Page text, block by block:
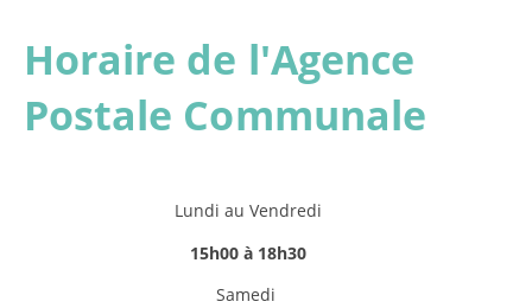
Horaire de l'Agence
Postale Communale
Lundi au Vendredi
15h00 à 18h30
Samedi